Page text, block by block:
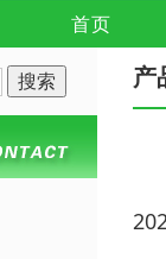
首页
产